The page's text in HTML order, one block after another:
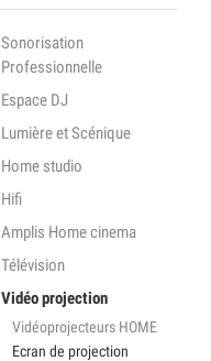
Sonorisation
Professionnelle
Espace DJ
Lumière et Scénique
Home studio
Hifi
Amplis Home cinema
Télévision
Vidéo projection
Vidéoprojecteurs HOME
Ecran de projection